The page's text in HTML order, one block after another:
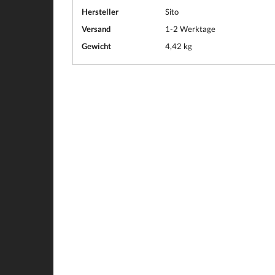
Hersteller
Sito
Versand
1-2 Werktage
Gewicht
4,42 kg